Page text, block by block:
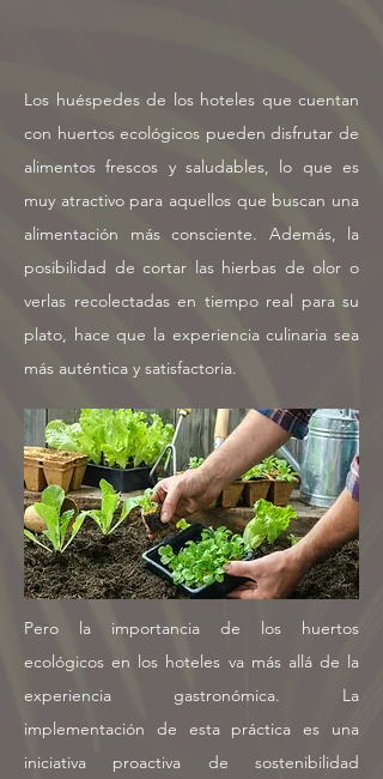
Los huéspedes de los hoteles que cuentan
con huertos ecológicos pueden disfrutar de
alimentos frescos y saludables, lo que es
muy atractivo para aquellos que buscan una
alimentación más consciente. Además, la
posibilidad de cortar las hierbas de olor o
verlas recolectadas en tiempo real para su
plato, hace que la experiencia culinaria sea
más auténtica y satisfactoria.
Pero la importancia de los huertos
ecológicos en los hoteles va más allá de la
experiencia gastronómica. La
implementación de esta práctica es una
iniciativa proactiva de sostenibilidad